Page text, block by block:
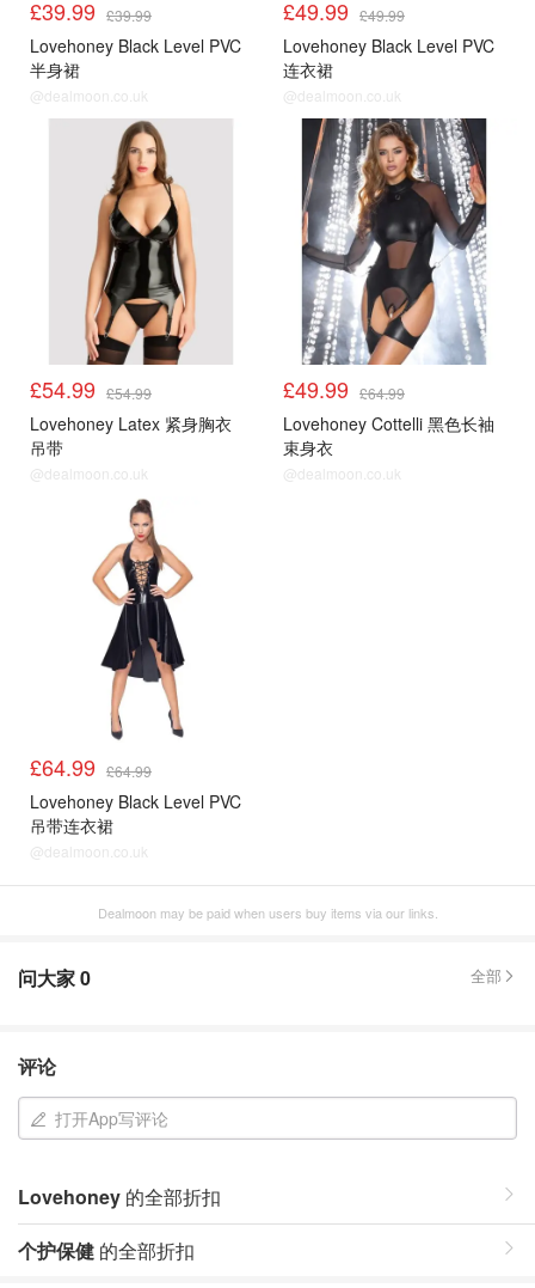
£39.99 £39.99
Lovehoney Black Level PVC
半身裙
@dealmoon.co.uk
£49.99 £49.99
Lovehoney Black Level PVC
连衣裙
@dealmoon.co.uk
£54.99 £54.99
Lovehoney Latex 紧身胸衣
吊带
@dealmoon.co.uk
£49.99 £64.99
Lovehoney Cottelli 黑色长袖
束身衣
@dealmoon.co.uk
£64.99 £64.99
Lovehoney Black Level PVC
吊带连衣裙
@dealmoon.co.uk
Dealmoon may be paid when users buy items via our links.
问大家0 全部
评论
打开App写评论
Lovehoney 的全部折扣
个护保健 的全部折扣